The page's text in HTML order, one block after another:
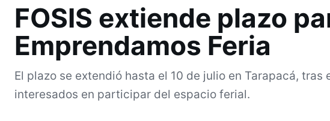
FOSIS extiende plazo
Emprendamos Feria
El plazo se extendió hasta el 10 de julio en Tarapacá,
interesados en participar del espacio ferial.